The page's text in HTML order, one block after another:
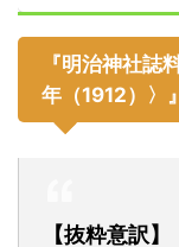
『明治神社
年（1912）〉
【抜粋意訳】